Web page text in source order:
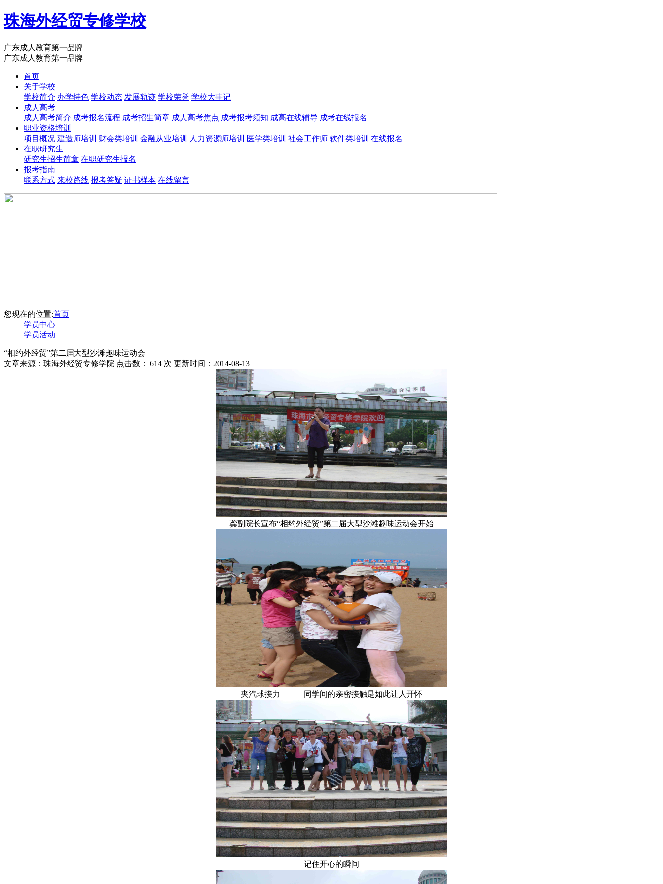
珠海外经贸专修学校
广东成人教育第一品牌
广东成人教育第一品牌
首页
关于学校
学校简介 办学特色 学校动态 发展轨迹 学校荣誉 学校大事记
成人高考
成人高考简介 成考报名流程 成考招生简章 成人高考焦点 成考报考须知 成高在线辅导 成考在线报名
职业资格培训
项目概况 建造师培训 财会类培训 金融从业培训 人力资源师培训 医学类培训 社会工作师 软件类培训 在线报名
在职研究生
研究生招生简章 在职研究生报名
报考指南
联系方式 来校路线 报考答疑 证书样本 在线留言
您现在的位置:首页
学员中心
学员活动
“相约外经贸”第二届大型沙滩趣味运动会
文章来源：珠海外经贸专修学院 点击数： 614 次 更新时间：2014-08-13
龚副院长宣布“相约外经贸”第二届大型沙滩趣味运动会开始
夹汽球接力———同学间的亲密接触是如此让人开怀
记住开心的瞬间